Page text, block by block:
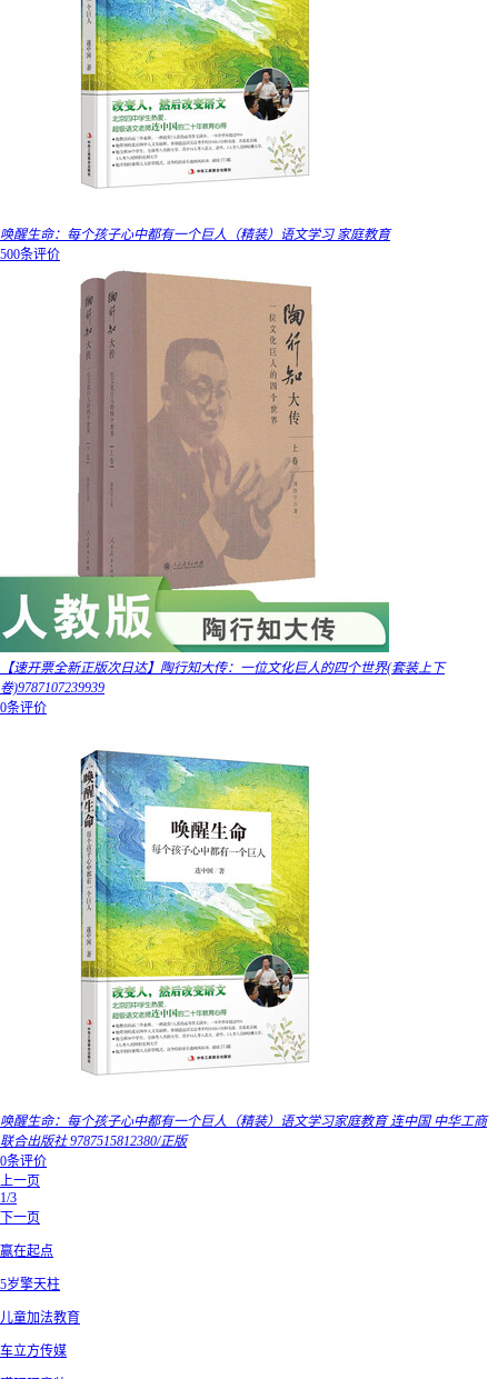
唤醒生命：每个孩子心中都有一个巨人（精装）语文学习 家庭教育
500条评价
【速开票全新正版次日达】陶行知大传：一位文化巨人的四个世界(套装上下
卷)9787107239939
0条评价
唤醒生命：每个孩子心中都有一个巨人（精装）语文学习家庭教育 连中国 中华工商
联合出版社 9787515812380/正版
0条评价
上一页
1/3
下一页
赢在起点
5岁擎天柱
儿童加法教育
车立方传媒